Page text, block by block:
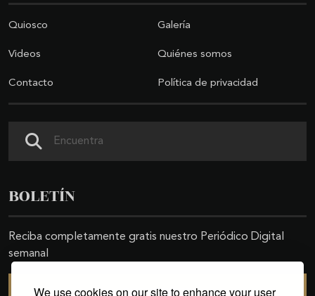
We use cookies on our site to enhance your user
Quiosco Galería
Videos Quiénes somos
Contacto Política de privacidad
BOLETÍN
Reciba completamente gratis nuestro Periódico Digital
semanal
SUSCRIBIRSE